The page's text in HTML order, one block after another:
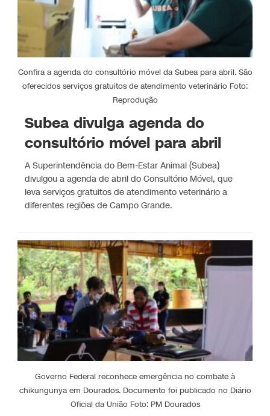
Confira a agenda do consultório móvel da Subea para abril. São
oferecidos serviços gratuitos de atendimento veterinário Foto:
Reprodução
Subea divulga agenda do
consultório móvel para abril
A Superintendência do Bem-Estar Animal (Subea)
divulgou a agenda de abril do Consultório Móvel, que
leva serviços gratuitos de atendimento veterinário a
diferentes regiões de Campo Grande.
Governo Federal reconhece emergência no combate à
chikungunya em Dourados. Documento foi publicado no Diário
Oficial da União Foto: PM Dourados